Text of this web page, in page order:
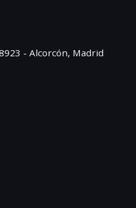
- Alcorcón, Madrid